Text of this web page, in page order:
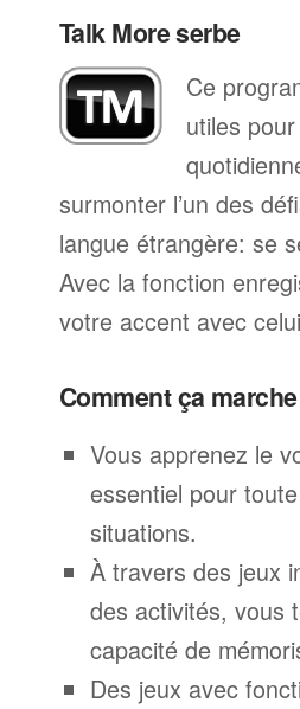
Talk More serbe
Ce
utiles
surmonter l’un des
langue étrangère: se
Avec la fonction
votre accent avec
Comment ça
Vous apprenez le
essentiel pour
situations.
À travers des jeux
des activités, vous
capacité de
Des jeux avec